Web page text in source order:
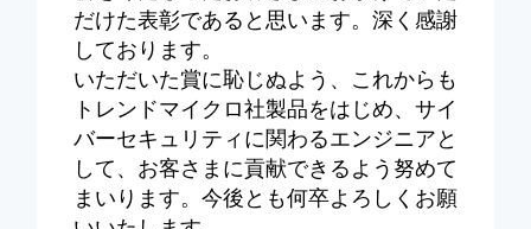
だけた表彰であると思います。深く感謝
しております。
いただいた賞に恥じぬよう、これからも
トレンドマイクロ社製品をはじめ、サイ
バーセキュリティに関わるエンジニアと
して、お客さまに貢献できるよう努めて
まいります。今後とも何卒よろしくお願